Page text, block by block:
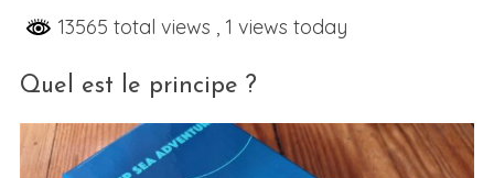
13565 total views , 1 views today
Quel est le principe ?